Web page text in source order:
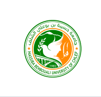
المحتوى